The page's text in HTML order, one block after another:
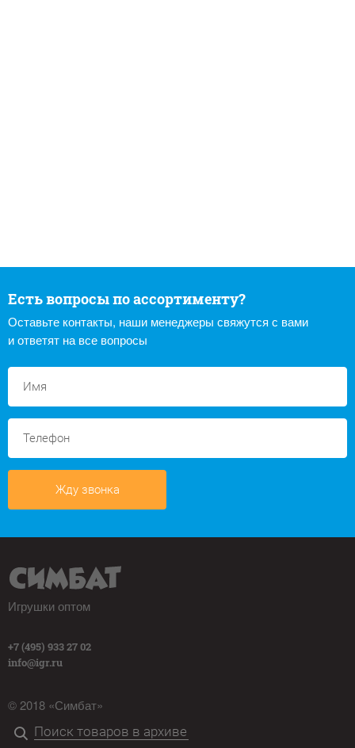
Есть вопросы по ассортименту?
Оставьте контакты, наши менеджеры свяжутся с вами
и ответят на все вопросы
Жду звонка
Игрушки оптом
+7 (495) 933 27 02
info@igr.ru
© 2018 «Симбат»